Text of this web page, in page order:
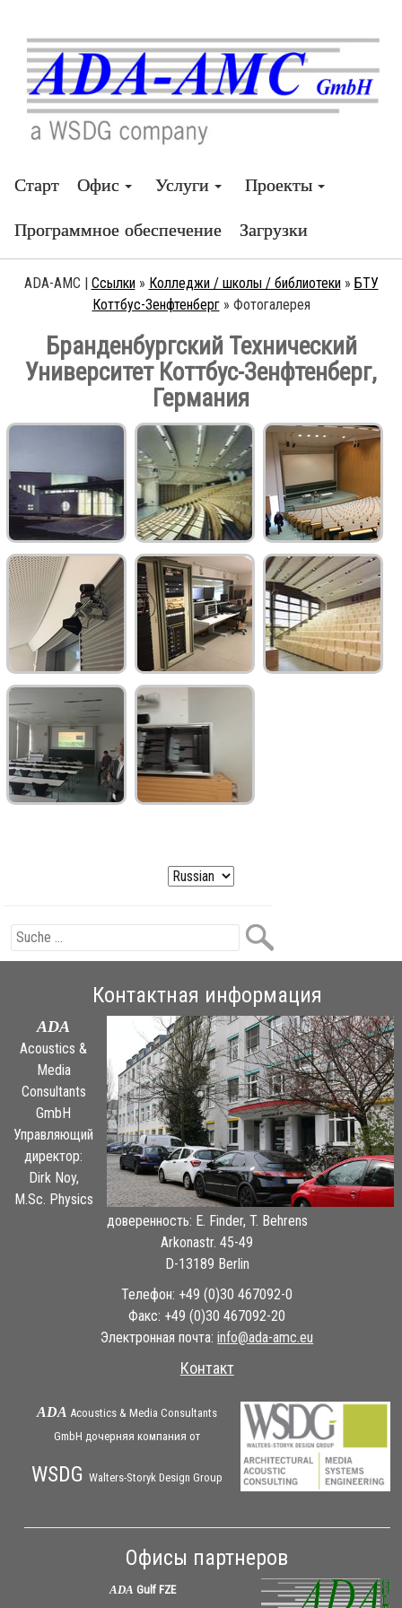
Старт Офис Услуги Проекты
Программное обеспечение Загрузки
ADA-AMC | Ссылки » Колледжи / школы / библиотеки » БTУ
Коттбус-Зенфтенберг » Фотогалерея
Бранденбургский Технический
Университет Коттбус-Зенфтенберг,
Германия
Контактная информация
ADA
Acoustics &
Media
Consultants
GmbH
Управляющий
директор:
Dirk Noy,
M.Sc. Physics
доверенность: E. Finder, T. Behrens
Arkonastr. 45-49
D-13189 Berlin
Телефон: +49 (0)30 467092-0
Факс: +49 (0)30 467092-20
Электронная почта:ue.cma-ada@ofni
Контакт
ADA Acoustics & Media Consultants
GmbH дочерняя компания от
WSDG Walters-Storyk Design Group
Офисы партнеров
ADA Gulf FZE